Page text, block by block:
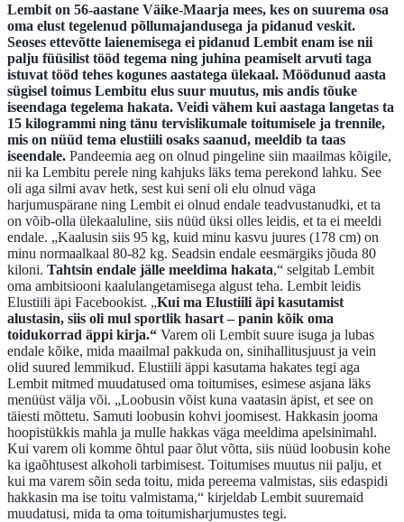
Lembit on 56-aastane Väike-Maarja mees, kes on suurema osa
oma elust tegelenud põllumajandusega ja pidanud veskit.
Seoses ettevõtte laienemisega ei pidanud Lembit enam ise nii
palju füüsilist tööd tegema ning juhina peamiselt arvuti taga
istuvat tööd tehes kogunes aastatega ülekaal. Möödunud aasta
sügisel toimus Lembitu elus suur muutus, mis andis tõuke
iseendaga tegelema hakata. Veidi vähem kui aastaga langetas ta
15 kilogrammi ning tänu tervislikumale toitumisele ja trennile,
mis on nüüd tema elustiili osaks saanud, meeldib ta taas
iseendale. Pandeemia aeg on olnud pingeline siin maailmas kõigile,
nii ka Lembitu perele ning kahjuks läks tema perekond lahku. See
oli aga silmi avav hetk, sest kui seni oli elu olnud väga
harjumuspärane ning Lembit ei olnud endale teadvustanudki, et ta
on võib-olla ülekaaluline, siis nüüd üksi olles leidis, et ta ei meeldi
endale. „Kaalusin siis 95 kg, kuid minu kasvu juures (178 cm) on
minu normaalkaal 80-82 kg. Seadsin endale eesmärgiks jõuda 80
kiloni. Tahtsin endale jälle meeldima hakata,“ selgitab Lembit
oma ambitsiooni kaalulangetamisega algust teha. Lembit leidis
Elustiili äpi Facebookist. „Kui ma Elustiili äpi kasutamist
alustasin, siis oli mul sportlik hasart – panin kõik oma
toidukorrad äppi kirja.“ Varem oli Lembit suure isuga ja lubas
endale kõike, mida maailmal pakkuda on, sinihallitusjuust ja vein
olid suured lemmikud. Elustiili äppi kasutama hakates tegi aga
Lembit mitmed muudatused oma toitumises, esimese asjana läks
menüüst välja või. „Loobusin võist kuna vaatasin äpist, et see on
täiesti mõttetu. Samuti loobusin kohvi joomisest. Hakkasin jooma
hoopistükkis mahla ja mulle hakkas väga meeldima apelsinimahl.
Kui varem oli komme õhtul paar õlut võtta, siis nüüd loobusin kohe
ka igaõhtusest alkoholi tarbimisest. Toitumises muutus nii palju, et
kui ma varem sõin seda toitu, mida pereema valmistas, siis edaspidi
hakkasin ma ise toitu valmistama,“ kirjeldab Lembit suuremaid
muudatusi, mida ta oma toitumisharjumustes tegi.